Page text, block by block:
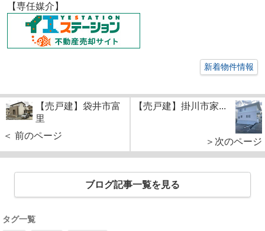
【専任媒介 】
新着物件情報
【売戸建】袋井市富
里
＜ 前のページ
【売戸建】掛川市家...
＞次のページ
ブログ記事一覧を見る
タグ一覧